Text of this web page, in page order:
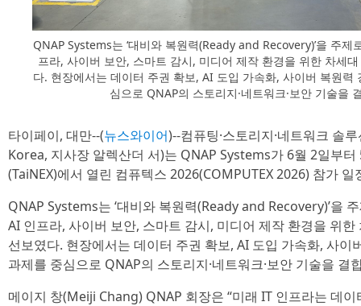
QNAP Systems는 ‘대비와 복원력(Ready and Recovery)’을 주
프라, 사이버 보안, 스마트 감시, 미디어 제작 환경을 위한 차세
다. 현장에서는 데이터 주권 확보, AI 도입 가속화, 사이버 복원
심으로 QNAP의 스토리지·네트워크·보안 기술을
타이페이, 대만--(뉴스와이어)--컴퓨팅·스토리지·네트워크 솔
Korea, 지사장 알렉산더 서)는 QNAP Systems가 6월 2일부
(TaiNEX)에서 열린 컴퓨텍스 2026(COMPUTEX 2026) 참가
QNAP Systems는 ‘대비와 복원력(Ready and Recovery)’을
AI 인프라, 사이버 보안, 스마트 감시, 미디어 제작 환경을 위
선보였다. 현장에서는 데이터 주권 확보, AI 도입 가속화, 사이
과제를 중심으로 QNAP의 스토리지·네트워크·보안 기술을 결
메이지 창(Meiji Chang) QNAP 회장은 “미래 IT 인프라는 데